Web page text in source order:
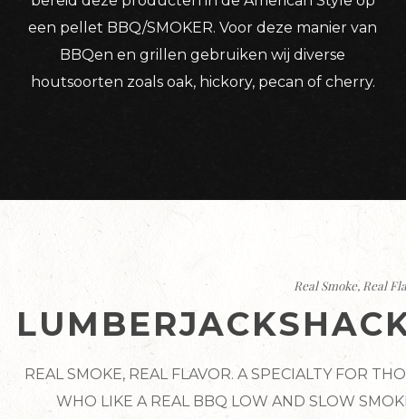
een pellet BBQ/SMOKER. Voor deze manier van
BBQen en grillen gebruiken wij diverse
houtsoorten zoals oak, hickory, pecan of cherry.
Real Smoke, Real
REAL SMOKE, REAL FLAVOR. A SPECIALTY FOR
WHO LIKE A REAL BBQ LOW AND SLOW